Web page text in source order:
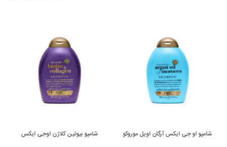
شامپو او جی ایکس آرگان اویل موروکو شامپو بیوتین کلاژن اوجی ایکس